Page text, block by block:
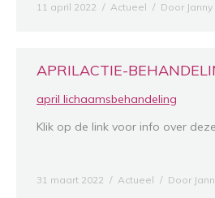
11 april 2022 Actueel Door
APRILACTIE-
april lichaamsbehandeling
Klik op de link voor info over
31 maart 2022 Actueel Door